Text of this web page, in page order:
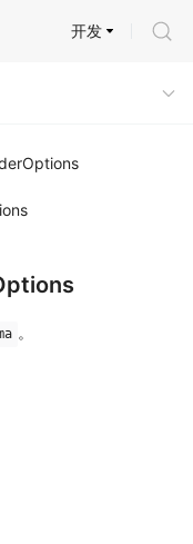
开发
。